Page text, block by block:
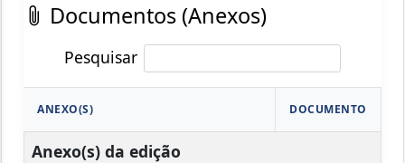
Documentos (Anexos)
Pesquisar
ANEXO(S) DOCUMENTO
Anexo(s) da edição